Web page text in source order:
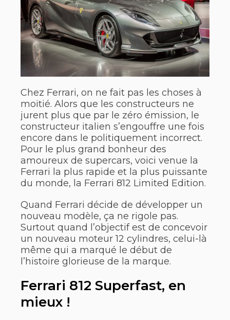
Chez Ferrari, on ne fait pas les choses à
moitié. Alors que les constructeurs ne
jurent plus que par le zéro émission, le
constructeur italien s’engouffre une fois
encore dans le politiquement incorrect.
Pour le plus grand bonheur des
amoureux de supercars, voici venue la
Ferrari la plus rapide et la plus puissante
du monde, la Ferrari 812 Limited Edition.
Quand Ferrari décide de développer un
nouveau modèle, ça ne rigole pas.
Surtout quand l’objectif est de concevoir
un nouveau moteur 12 cylindres, celui-là
même qui a marqué le début de
l’histoire glorieuse de la marque.
Ferrari 812 Superfast, en
mieux !